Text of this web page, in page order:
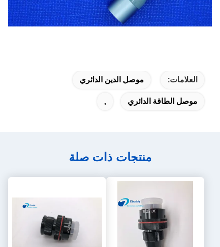
العلامات: موصل الدين الدائري
موصل الطاقة الدائري ,
منتجات ذات صلة